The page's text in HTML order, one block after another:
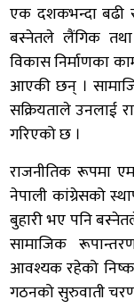
एक दशकभन्दा बढी
बस्नेतले लैंगिक
विकास निर्माणका
आएकी छन् ।
सक्रियताले उनलाई
गरिएको छ ।
राजनीतिक रूपमा
नेपाली कांग्रेसको
बुहारी भए पनि
सामाजिक
आवश्यक रहेको
गठनको सुरुवाती